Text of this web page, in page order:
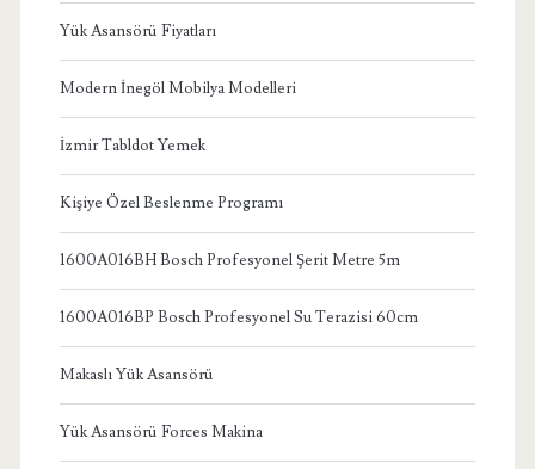
Yük Asansörü Fiyatları
Modern İnegöl Mobilya Modelleri
İzmir Tabldot Yemek
Kişiye Özel Beslenme Programı
1600A016BH Bosch Profesyonel Şerit Metre 5m
1600A016BP Bosch Profesyonel Su Terazisi 60cm
Makaslı Yük Asansörü
Yük Asansörü Forces Makina